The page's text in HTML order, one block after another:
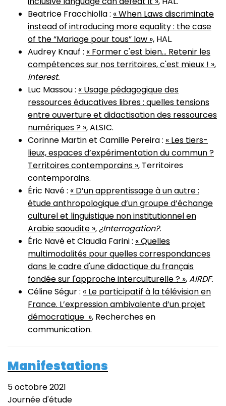
Beatrice Fracchiolla : « When Laws discriminate
instead of introducing more equality : the case
of the “Mariage pour tous” law », HAL.
Audrey Knauf : « Former c'est bien... Retenir les
compétences sur nos territoires, c'est mieux ! »,
Interest.
Luc Massou : « Usage pédagogique des
ressources éducatives libres : quelles tensions
entre ouverture et didactisation des ressources
numériques ? », ALS!C.
Corinne Martin et Camille Pereira : « Les tiers-
lieux, espaces d’expérimentation du commun ?
Territoires contemporains », Territoires
contemporains.
Éric Navé : « D’un apprentissage à un autre :
étude anthropologique d’un groupe d’échange
culturel et linguistique non institutionnel en
Arabie saoudite »,¿Interrogation?.
Éric Navé et Claudia Farini : « Quelles
multimodalités pour quelles correspondances
dans le cadre d'une didactique du français
fondée sur l'approche interculturelle ? »,AIRDF.
Céline Ségur : « Le participatif à la télévision en
France. L’expression ambivalente d’un projet
démocratique », Recherches en
communication.
Manifestations
5 octobre 2021
Journée d'étude